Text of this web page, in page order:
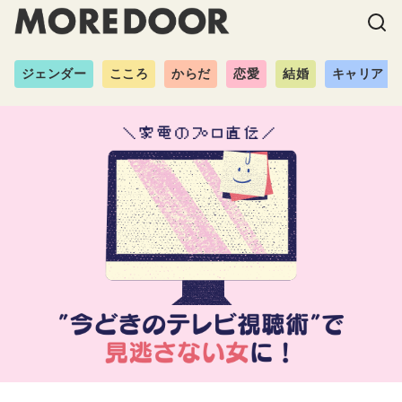
ジェンダー こころ からだ 恋愛 結婚 キャリア